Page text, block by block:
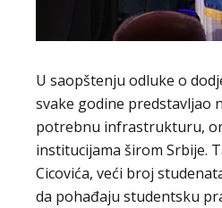
U saopštenju odluke o
svake godine predstavljao
potrebnu infrastrukturu,
institucijama širom Srbije.
Cicovića, veći broj
da pohađaju studentsku